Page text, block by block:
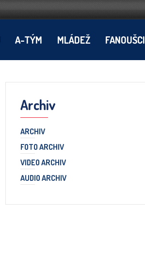
A-TÝM MLÁDEŽ FANOUŠCI
Archiv
ARCHIV
FOTO ARCHIV
VIDEO ARCHIV
AUDIO ARCHIV